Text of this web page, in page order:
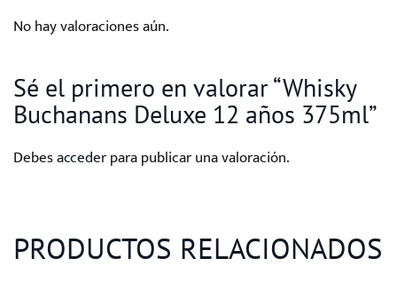
No hay valoraciones aún.
Sé el primero en valorar “Whisky
Buchanans Deluxe 12 años 375ml”
Debesaccederpara publicar una valoración.
PRODUCTOS RELACIONADOS